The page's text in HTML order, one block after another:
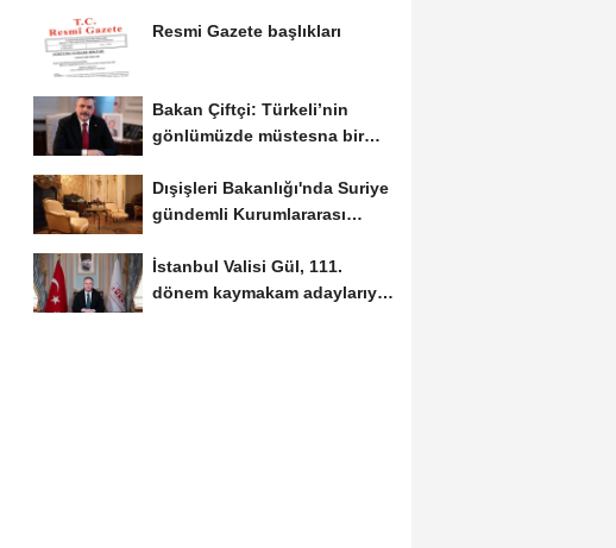
Resmi Gazete başlıkları
Bakan Çiftçi: Türkeli’nin
gönlümüzde müstesna bir
Dışişleri Bakanlığı'nda Suriye
gündemli Kurumlararası
İstanbul Valisi Gül, 111.
dönem kaymakam adaylarıyla